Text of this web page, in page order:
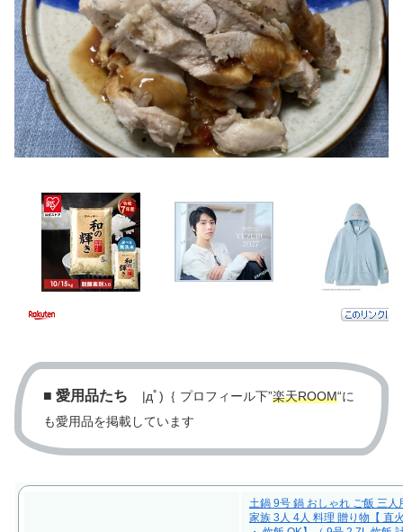
■ 愛用品たち |дﾟ)｛ プロフィール下”楽天ROOM“に
も愛用品を掲載しています
土鍋 9号 鍋 おしゃれ ご飯 三人
家族 3人 4人 料理 贈り物【 直